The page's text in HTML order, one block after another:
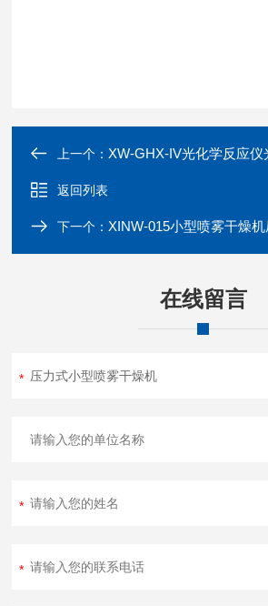
上一个：XW-GHX-IV光化学反应仪
返回列表
下一个：XINW-015小型喷雾干燥
在线留言